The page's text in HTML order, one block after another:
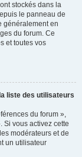
stockés dans la
le panneau de
généralement en
du forum. Ce
et toutes vos
liste des utilisateurs
du forum »,
Si vous activez cette
modérateurs et de
un utilisateur